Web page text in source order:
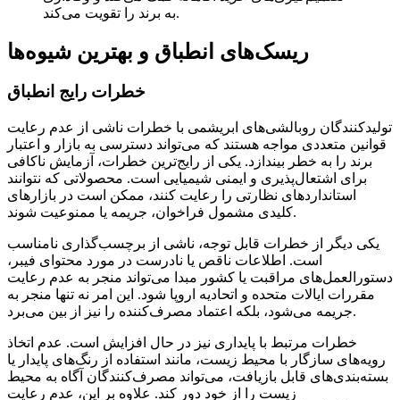
به برند را تقویت می‌کند.
ریسک‌های انطباق و بهترین شیوه‌ها
خطرات رایج انطباق
تولیدکنندگان روبالشی‌های ابریشمی با خطرات ناشی از عدم رعایت
قوانین متعددی مواجه هستند که می‌تواند دسترسی به بازار و اعتبار
برند را به خطر بیندازد. یکی از رایج‌ترین خطرات، آزمایش ناکافی
برای اشتعال‌پذیری و ایمنی شیمیایی است. محصولاتی که نتوانند
استانداردهای نظارتی را رعایت کنند، ممکن است در بازارهای
کلیدی مشمول فراخوان، جریمه یا ممنوعیت شوند.
یکی دیگر از خطرات قابل توجه، ناشی از برچسب‌گذاری نامناسب
است. اطلاعات ناقص یا نادرست در مورد محتوای فیبر،
دستورالعمل‌های مراقبت یا کشور مبدا می‌تواند منجر به عدم رعایت
مقررات ایالات متحده و اتحادیه اروپا شود. این امر نه تنها منجر به
جریمه می‌شود، بلکه اعتماد مصرف‌کننده را نیز از بین می‌برد.
خطرات مرتبط با پایداری نیز در حال افزایش است. عدم اتخاذ
رویه‌های سازگار با محیط زیست، مانند استفاده از رنگ‌های پایدار یا
بسته‌بندی‌های قابل بازیافت، می‌تواند مصرف‌کنندگان آگاه به محیط
زیست را از خود دور کند. علاوه بر این، عدم رعایت